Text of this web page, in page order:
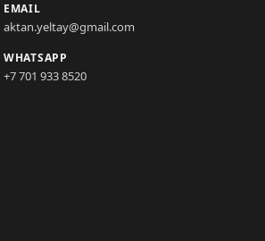
EMAIL
aktan.yeltay@gmail.com
WHATSAPP
+7 701 933 8520